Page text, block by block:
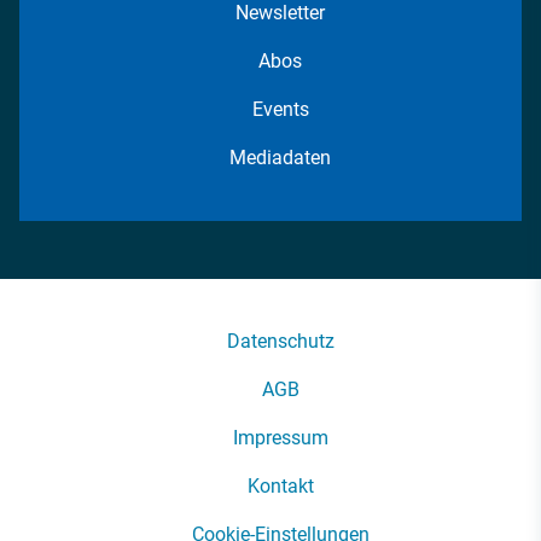
Newsletter
Abos
Events
Mediadaten
Datenschutz
AGB
Impressum
Kontakt
Cookie-Einstellungen